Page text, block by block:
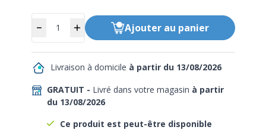
Ajouter au panier
GRATUIT - Livré dans votre magasin à partir
du 13/08/2026
Livraison à domicile à partir du 13/08/2026
Ce produit est peut-être disponible